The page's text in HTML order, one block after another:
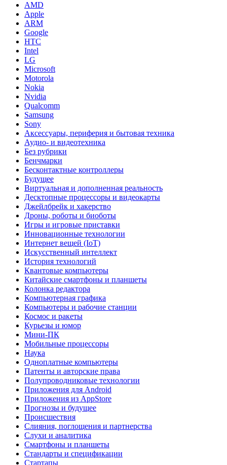
AMD
Apple
ARM
Google
HTC
Intel
LG
Microsoft
Motorola
Nokia
Nvidia
Qualcomm
Samsung
Sony
Аксессуары, периферия и бытовая техника
Аудио- и видеотехника
Без рубрики
Бенчмарки
Бесконтактные контроллеры
Будущее
Виртуальная и дополненная реальность
Десктопные процессоры и видеокарты
Джейлбрейк и хакерство
Дроны, роботы и биоботы
Игры и игровые приставки
Инновационные технологии
Интернет вещей (IoT)
Искусственный интеллект
История технологий
Квантовые компьютеры
Китайские смартфоны и планшеты
Колонка редактора
Компьютерная графика
Компьютеры и рабочие станции
Космос и ракеты
Курьезы и юмор
Мини-ПК
Мобильные процессоры
Наука
Одноплатные компьютеры
Патенты и авторские права
Полупроводниковые технологии
Приложения для Android
Приложения из AppStore
Прогнозы и будущее
Происшествия
Слияния, поглощения и партнерства
Слухи и аналитика
Смартфоны и планшеты
Стандарты и спецификации
Стартапы